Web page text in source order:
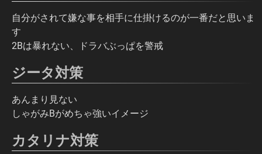
自分がされて嫌な事を相手に仕掛けるのが一番だと思いま
す
2Bは暴れない、ドラバぶっぱを警戒
ジータ対策
あんまり見ない
しゃがみBがめちゃ強いイメージ
カタリナ対策